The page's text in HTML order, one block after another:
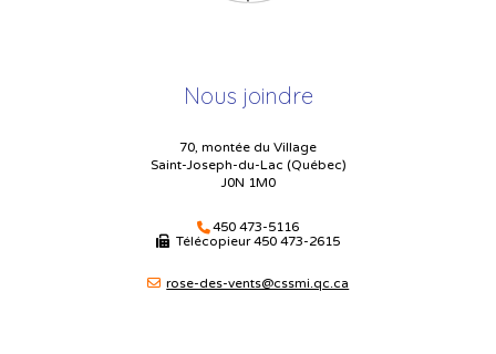
Nous joindre
70, montée du Village
Saint-Joseph-du-Lac (Québec)
J0N 1M0
450 473-5116
Télécopieur450 473-2615
rose-des-vents@cssmi.qc.ca